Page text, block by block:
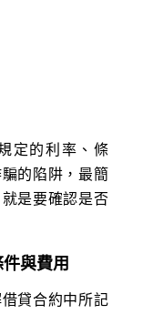
定的利率、條
的陷阱，最簡
是要確認是否
與費用
貸合約中所記